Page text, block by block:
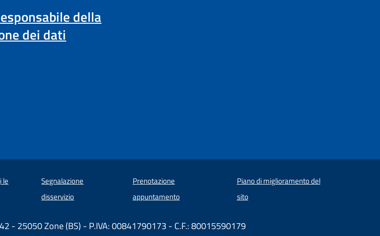
della
dei dati
le
Segnalazione
disservizio
Prenotazione
appuntamento
Piano di miglioramento del
sito
- 25050 Zone (BS) - P.IVA: 00841790173 - C.F.: 80015590179